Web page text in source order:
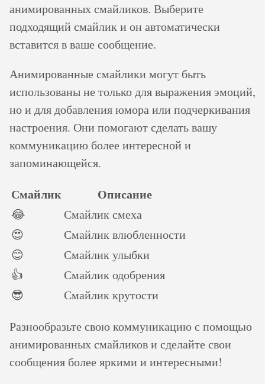
анимированных смайликов. Выберите
подходящий смайлик и он автоматически
вставится в ваше сообщение.
Анимированные смайлики могут быть
использованы не только для выражения эмоций,
но и для добавления юмора или подчеркивания
настроения. Они помогают сделать вашу
коммуникацию более интересной и
запоминающейся.
Смайлик Описание
😂
Смайлик смеха
😍
Смайлик влюбленности
😊
Смайлик улыбки
👍
Смайлик одобрения
😎
Смайлик крутости
Разнообразьте свою коммуникацию с помощью
анимированных смайликов и сделайте свои
сообщения более яркими и интересными!